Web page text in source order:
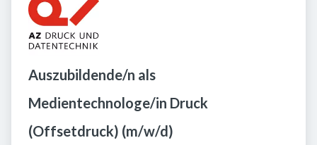
Auszubildende/n als
Medientechnologe/in Druck
(Offsetdruck) (m/w/d)